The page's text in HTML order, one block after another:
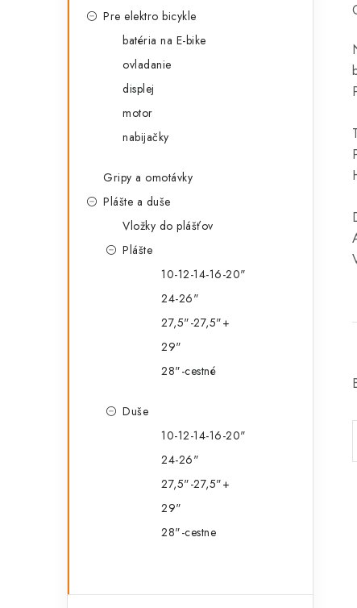
Pre elektro bicykle
batéria na E-bike
ovladanie
displej
motor
nabijačky
Gripy a omotávky
Plášte a duše
Vložky do plášťov
Plášte
10-12-14-16-20"
24-26"
27,5"-27,5"+
29"
28"-cestné
Duše
10-12-14-16-20"
24-26"
27,5"-27,5"+
29"
28"-cestne